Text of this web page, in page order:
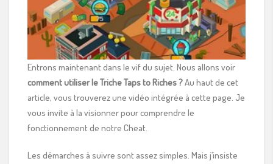
Entrons maintenant dans le vif du sujet. Nous allons voir
comment utiliser le Triche Taps to Riches ?Au haut de cet
article, vous trouverez une vidéo intégrée à cette page. Je
vous invite à la visionner pour comprendre le
fonctionnement de notre Cheat.
Les démarches à suivre sont assez simples. Mais j’insiste